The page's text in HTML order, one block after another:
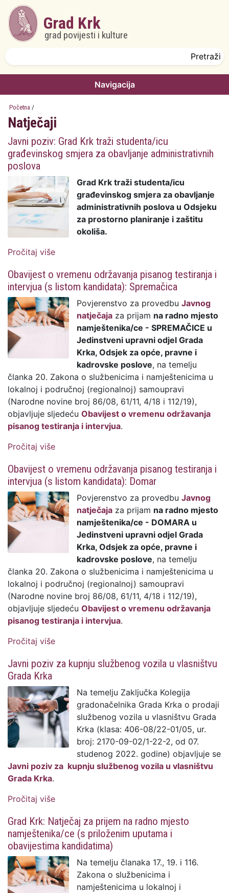
Skoči na glavni sadržaj
Grad Krk
grad povijesti i kulture
Navigacija
Početna /
Natječaji
Javni poziv: Grad Krk traži studenta/icu
građevinskog smjera za obavljanje administrativnih
poslova
Grad Krk traži studenta/icu
građevinskog smjera za obavljanje
administrativnih poslova u Odsjeku
za prostorno planiranje i zaštitu
okoliša.
Pročitaj više
administrativnih poslova
Obavijest o vremenu održavanja pisanog testiranja i
intervjua (s listom kandidata): Spremačica
Povjerenstvo za provedbu Javnog
natječaja za prijam na radno mjesto
namještenika/ce - SPREMAČICE u
Jedinstveni upravni odjel Grada
Krka, Odsjek za opće, pravne i
kadrovske poslove, na temelju
članka 20. Zakona o službenicima i namještenicima u
lokalnoj i područnoj (regionalnoj) samoupravi
(Narodne novine broj 86/08, 61/11, 4/18 i 112/19),
objavljuje sljedeću Obavijest o vremenu održavanja
pisanog testiranja i intervjua.
Pročitaj više
Spremačica
Obavijest o vremenu održavanja pisanog testiranja i
intervjua (s listom kandidata): Domar
Povjerenstvo za provedbu Javnog
natječaja za prijam na radno mjesto
namještenika/ce - DOMARA u
Jedinstveni upravni odjel Grada
Krka, Odsjek za opće, pravne i
kadrovske poslove, na temelju
članka 20. Zakona o službenicima i namještenicima u
lokalnoj i područnoj (regionalnoj) samoupravi
(Narodne novine broj 86/08, 61/11, 4/18 i 112/19),
objavljuje sljedeću Obavijest o vremenu održavanja
pisanog testiranja i intervjua.
Pročitaj više
Domar
Javni poziv za kupnju službenog vozila u vlasništvu
Grada Krka
Na temelju Zaključka Kolegija
gradonačelnika Grada Krka o prodaji
službenog vozila u vlasništvu Grada
Krka (klasa: 406-08/22-01/05, ur.
broj: 2170-09-02/1-22-2, od 07.
studenog 2022. godine) objavljuje se
Javni poziv za kupnju službenog vozila u vlasništvu
Grada Krka.
Pročitaj više
Grad Krk: Natječaj za prijem na radno mjesto
namještenika/ce (s priloženim uputama i
obavijestima kandidatima)
Na temelju članaka 17., 19. i 116.
Zakona o službenicima i
namještenicima u lokalnoj i